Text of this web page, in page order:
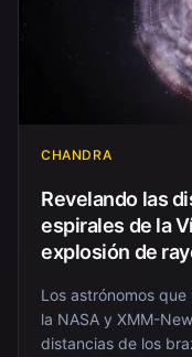
CHANDRA
Revelando las
espirales de la
explosión de
Los astrónomos
la NASA y XMM-
distancias de los